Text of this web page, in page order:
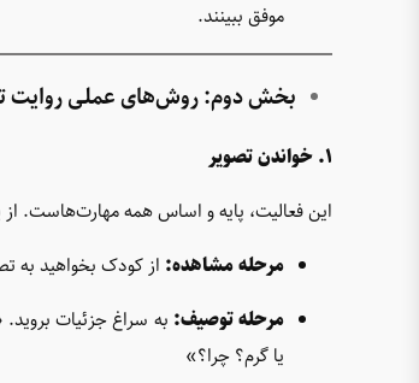
موفق ببینند.
بخش دوم: روش‌های عملی روایت
۱. خواندن تصویر
این فعالیت، پایه و اساس همه مهارت‌هاست.
مرحله مشاهده: از کودک بخواهید به
مرحله توصیف: به سراغ جزئیات
یا گرم؟ چرا؟»